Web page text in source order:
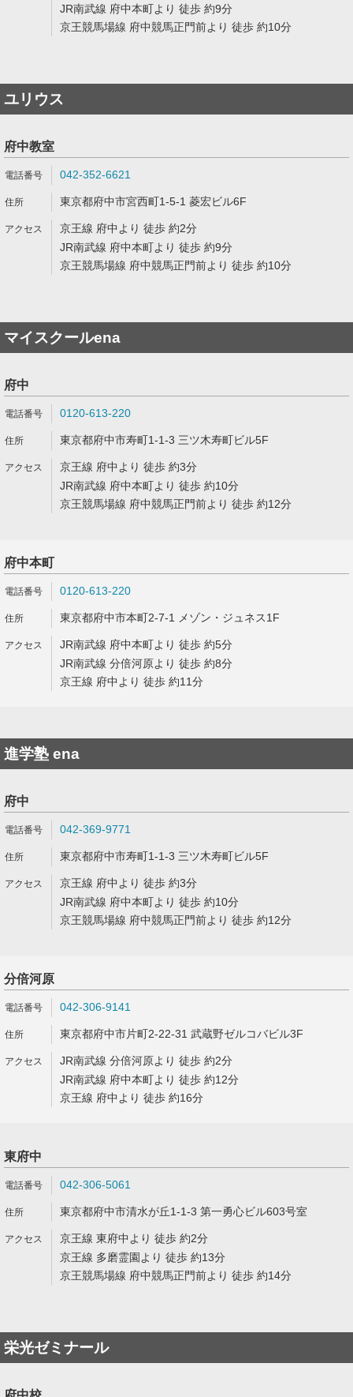
JR南武線 府中本町より 徒歩 約9分
京王競馬場線 府中競馬正門前より 徒歩 約10分
ユリウス
府中教室
042-352-6621
東京都府中市宮西町1-5-1 菱宏ビル6F
京王線 府中より 徒歩 約2分
JR南武線 府中本町より 徒歩 約9分
京王競馬場線 府中競馬正門前より 徒歩 約10分
マイスクールena
府中
0120-613-220
東京都府中市寿町1-1-3 三ツ木寿町ビル5F
京王線 府中より 徒歩 約3分
JR南武線 府中本町より 徒歩 約10分
京王競馬場線 府中競馬正門前より 徒歩 約12分
府中本町
0120-613-220
東京都府中市本町2-7-1 メゾン・ジュネス1F
JR南武線 府中本町より 徒歩 約5分
JR南武線 分倍河原より 徒歩 約8分
京王線 府中より 徒歩 約11分
進学塾 ena
府中
042-369-9771
東京都府中市寿町1-1-3 三ツ木寿町ビル5F
京王線 府中より 徒歩 約3分
JR南武線 府中本町より 徒歩 約10分
京王競馬場線 府中競馬正門前より 徒歩 約12分
分倍河原
042-306-9141
東京都府中市片町2-22-31 武蔵野ゼルコバビル3F
JR南武線 分倍河原より 徒歩 約2分
JR南武線 府中本町より 徒歩 約12分
京王線 府中より 徒歩 約16分
東府中
042-306-5061
東京都府中市清水が丘1-1-3 第一勇心ビル603号室
京王線 東府中より 徒歩 約2分
京王線 多磨霊園より 徒歩 約13分
京王競馬場線 府中競馬正門前より 徒歩 約14分
栄光ゼミナール